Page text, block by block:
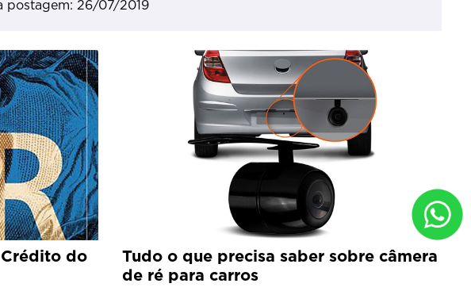
postagem: 26/07/2019
do
Tudo o que precisa saber sobre câmera
de ré para carros